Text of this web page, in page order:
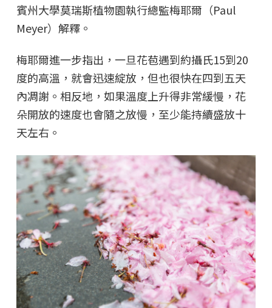
賓州大學莫瑞斯植物園執行總監梅耶爾（Paul
Meyer）解釋。
梅耶爾進一步指出，一旦花苞遇到約攝氏15到20
度的高溫，就會迅速綻放，但也很快在四到五天
內凋謝。相反地，如果溫度上升得非常緩慢，花
朵開放的速度也會隨之放慢，至少能持續盛放十
天左右。